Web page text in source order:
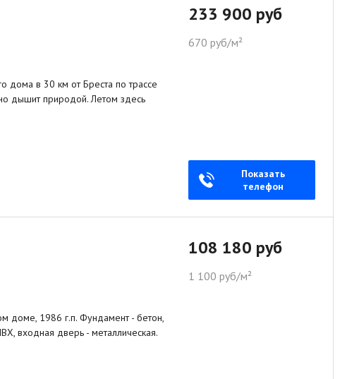
По дате обновления (сначала новые)
По дате обновления (сначала старые)
По площади (сначала маленькие)
дома в 30 км от Бреста по трассе
дышит природой. Летом здесь
233 900 руб
670 руб/м²
Показать
телефон
доме, 1986 г.п. Фундамент - бетон,
входная дверь - металлическая.
108 180 руб
1 100 руб/м²